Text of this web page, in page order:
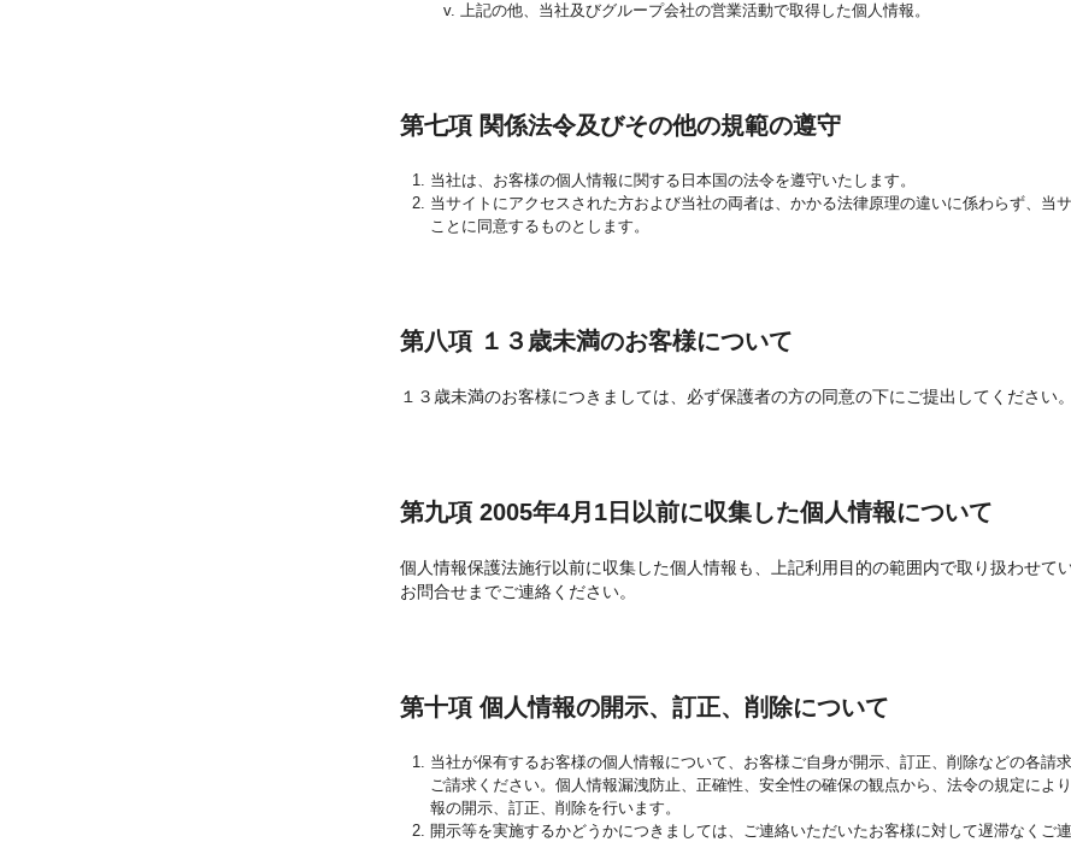
上記の他、当社及びグループ会社の営業活動で取得した個人情報。
第七項 関係法令及びその他の規範の遵守
当社は、お客様の個人情報に関する日本国の法令を遵守いたします。
当サイトにアクセスされた方および当社の両者は、かかる法律原理の違いに係わらず、当
ことに同意するものとします。
第八項 １３歳未満のお客様について
１３歳未満のお客様につきましては、必ず保護者の方の同意の下にご提出してください。
第九項 2005年4月1日以前に収集した個人情報について
個人情報保護法施行以前に収集した個人情報も、上記利用目的の範囲内で取り扱わせ
お問合せまでご連絡ください。
第十項 個人情報の開示、訂正、削除について
当社が保有するお客様の個人情報について、お客様ご自身が開示、訂正、削除などの各
ご請求ください。個人情報漏洩防止、正確性、安全性の確保の観点から、法令の規定に
報の開示、訂正、削除を行います。
開示等を実施するかどうかにつきましては、ご連絡いただいたお客様に対して遅滞なくご